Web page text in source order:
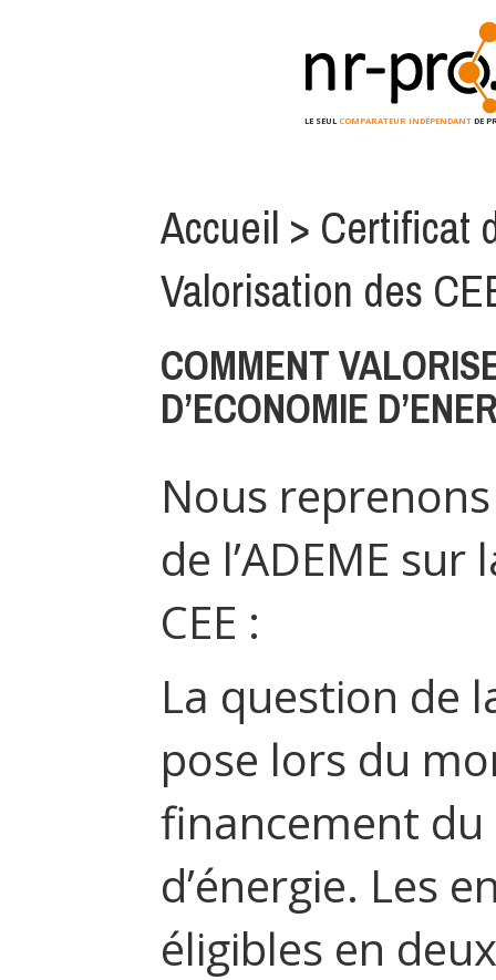
LE SEULCOMPARATEUR INDÉPENDANT DE
Accueil > Certificat
Valorisation des
COMMENT
D’ECONOMIE
Nous
de l’ADEME
CEE :
La question de
pose lors du
financement
d’énergie. Les
éligibles en